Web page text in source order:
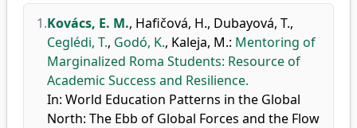
1.Kovács, E. M., Hafičová, H., Dubayová, T.,
Ceglédi, T., Godó, K., Kaleja, M.: Mentoring of
Marginalized Roma Students: Resource of
Academic Success and Resilience.
In: World Education Patterns in the Global
North: The Ebb of Global Forces and the Flow